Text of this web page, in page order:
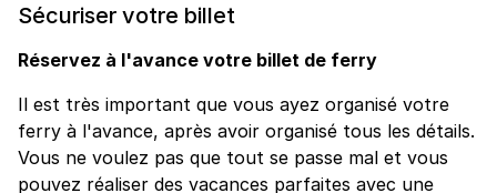
Sécuriser votre billet
Réservez à l'avance votre billet de ferry
Il est très important que vous ayez organisé votre
ferry à l'avance, après avoir organisé tous les détails.
Vous ne voulez pas que tout se passe mal et vous
pouvez réaliser des vacances parfaites avec une